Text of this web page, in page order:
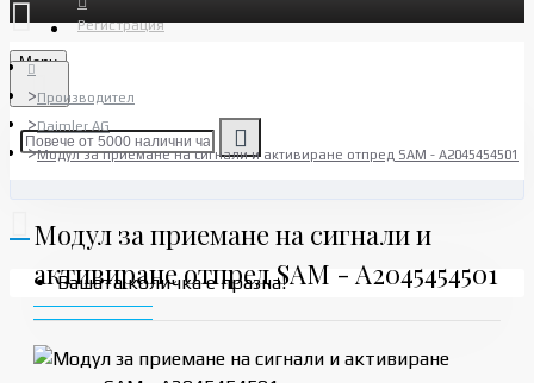
Регистрация
Menu
Вашата количка е празна!
Производител
Daimler AG
Модул за приемане на сигнали и активиране отпред SAM - A2045454501
Модул за приемане на сигнали и
активиране отпред SAM - A2045454501